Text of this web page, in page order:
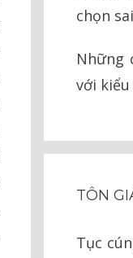
chọn
Những
với
TÔN
Tục